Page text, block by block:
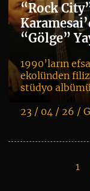
“Rock
“Gölge”
1990’ların
ekolünden
stüdyo
23 / 04 / 26 /
1